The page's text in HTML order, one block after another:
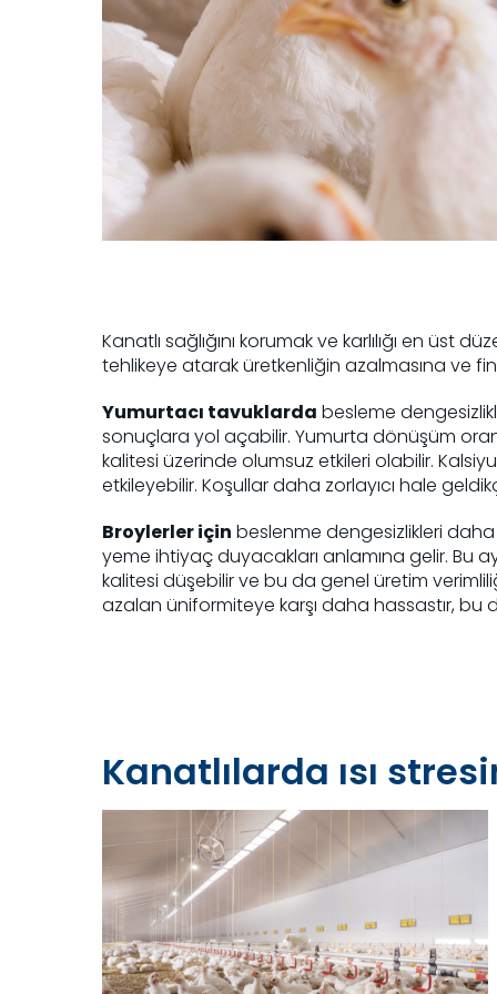
Kanatlı sağlığını korumak ve karlılığı en
tehlikeye atarak üretkenliğin azalmasına ve
Yumurtacı tavuklarda besleme
sonuçlara yol açabilir. Yumurta dönüşüm
kalitesi üzerinde olumsuz etkileri olabilir.
etkileyebilir. Koşullar daha zorlayıcı hale
Broylerler için beslenme dengesizlikleri
yeme ihtiyaç duyacakları anlamına gelir. Bu
kalitesi düşebilir ve bu da genel üretim
azalan üniformiteye karşı daha hassastır, bu
Kanatlılarda ısı